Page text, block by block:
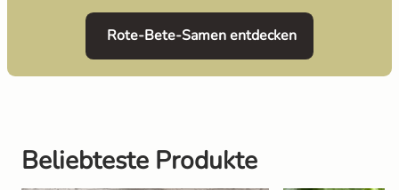
Rote-Bete-Samen entdeckenöffnet in
Beliebteste Produkte